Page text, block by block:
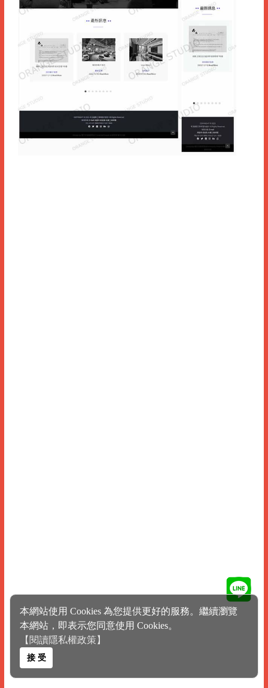
本網站使用 Cookies 為您提供更好的服務。繼續瀏覽
本網站，即表示您同意使用 Cookies。
【閱讀隱私權政策】
接 受